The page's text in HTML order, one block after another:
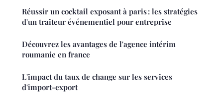
Réussir un cocktail exposant à paris : les stratégies
d'un traiteur événementiel pour entreprise
Découvrez les avantages de l'agence intérim
roumanie en france
L'impact du taux de change sur les services
d'import-export